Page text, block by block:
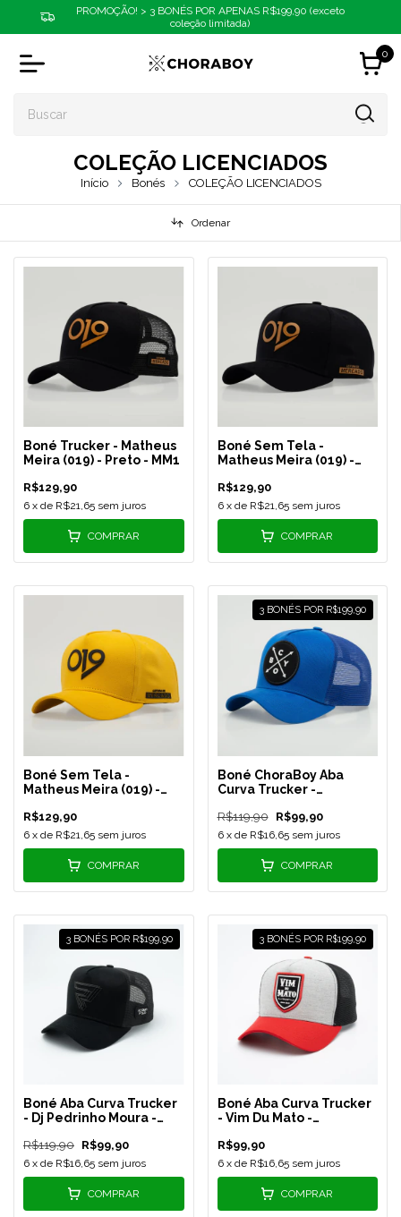
PROMOÇÃO! > 3 BONÉS POR APENAS R$199,90 (exceto
coleção limitada)
0
COLEÇÃO LICENCIADOS
Início Bonés COLEÇÃO LICENCIADOS
Ordenar
Boné Trucker - Matheus
Meira (019) - Preto - MM1
R$129,90
6 x de R$21,65 sem juros
COMPRAR
Boné Sem Tela -
Matheus Meira (019) -
R$129,90
6 x de R$21,65 sem juros
COMPRAR
Boné Sem Tela -
Matheus Meira (019) -
R$129,90
6 x de R$21,65 sem juros
COMPRAR
3 BONÉS POR R$199,90
Boné ChoraBoy Aba
Curva Trucker -
REF 173
R$119,90 R$99,90
6 x de R$16,65 sem juros
COMPRAR
3 BONÉS POR R$199,90
Boné Aba Curva Trucker
- Dj Pedrinho Moura -
R$119,90 R$99,90
6 x de R$16,65 sem juros
COMPRAR
3 BONÉS POR R$199,90
Boné Aba Curva Trucker
- Vim Du Mato -
- VDM23
R$99,90
6 x de R$16,65 sem juros
COMPRAR